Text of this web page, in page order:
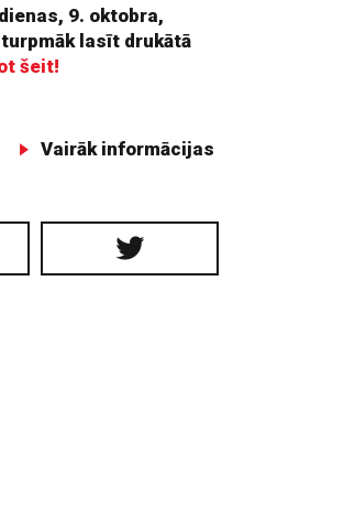
9. oktobra,
lasīt drukātā
šeit!
Vairāk informācijas